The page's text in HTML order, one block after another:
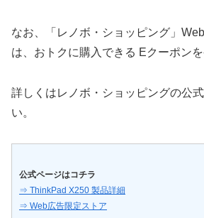
なお、「レノボ・ショッピング」
は、おトクに購入できる Eクーポンを
詳しくはレノボ・ショッピングの公
い。
公式ページはコチラ
⇒ ThinkPad X250 製品詳細
⇒ Web広告限定ストア